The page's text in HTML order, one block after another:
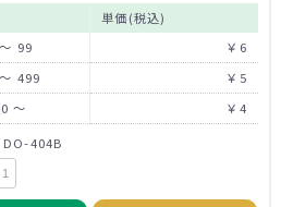
単価(税込)
99
￥6
499
￥5
～
￥4
DO-404B